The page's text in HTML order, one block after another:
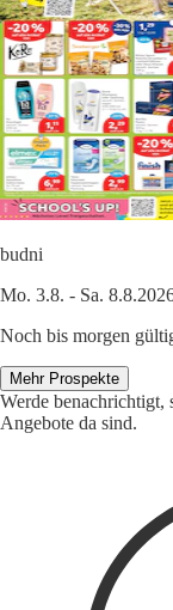
budni
Mo. 3.8. - Sa.
Noch bis morgen
Mehr Prospekte
Werde benachrichtigt,
Angebote da sind.